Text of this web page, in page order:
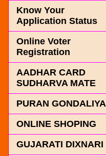
Know Your
Application Status
Online Voter
Registration
AADHAR CARD
SUDHARVA MATE
PURAN GONDALIYA
ONLINE SHOPING
GUJARATI DIXNARI